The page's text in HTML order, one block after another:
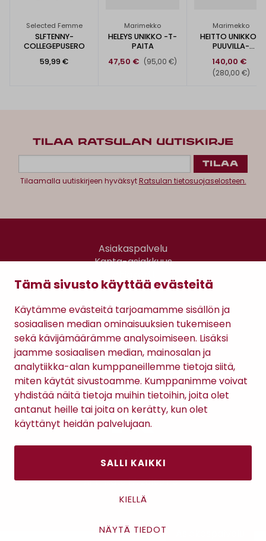
Tämä sivusto käyttää evästeitä
Käytämme evästeitä tarjoamamme sisällön ja
sosiaalisen median ominaisuuksien tukemiseen
sekä kävijämäärämme analysoimiseen. Lisäksi
jaamme sosiaalisen median, mainosalan ja
analytiikka-alan kumppaneillemme tietoja siitä,
miten käytät sivustoamme. Kumppanimme voivat
yhdistää näitä tietoja muihin tietoihin, joita olet
antanut heille tai joita on kerätty, kun olet
käyttänyt heidän palvelujaan.
SALLI KAIKKI
KIELLÄ
NÄYTÄ TIEDOT
Selected Femme
SLFTENNY-
COLLEGEPUSERO
59,99 €
Marimekko
HELEYS UNIKKO -T-
PAITA
47,50 € (95,00 €)
Marimekko
HEITTO UNIKKO -
PUUVILLA-
140,00 €
(280,00 €)
TILAA RATSULAN UUTISKIRJE
Tilaamalla uutiskirjeen hyväksytRatsulan tietosuojaselosteen.
Asiakaspalvelu
Kanta-asiakkuus
Gomee Ratsula Café
Antinkatu 17, 28100 Pori
Sopimusehdot
Tietosuojaseloste
Maksutavat